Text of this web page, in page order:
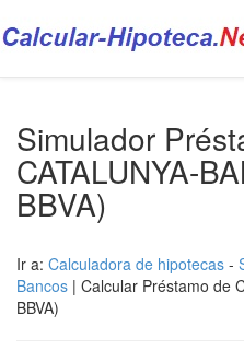
Simulador
CATALUNYA-
BBVA)
Ir a: Calculadora de hipotecas -
Bancos | Calcular Préstamo de
BBVA)